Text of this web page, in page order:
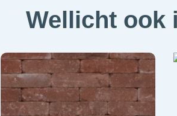
Wellicht ook